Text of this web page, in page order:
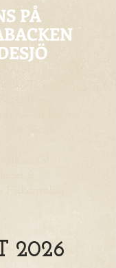
PÅ
Ge ett bidrag
Folkdanslag
2026